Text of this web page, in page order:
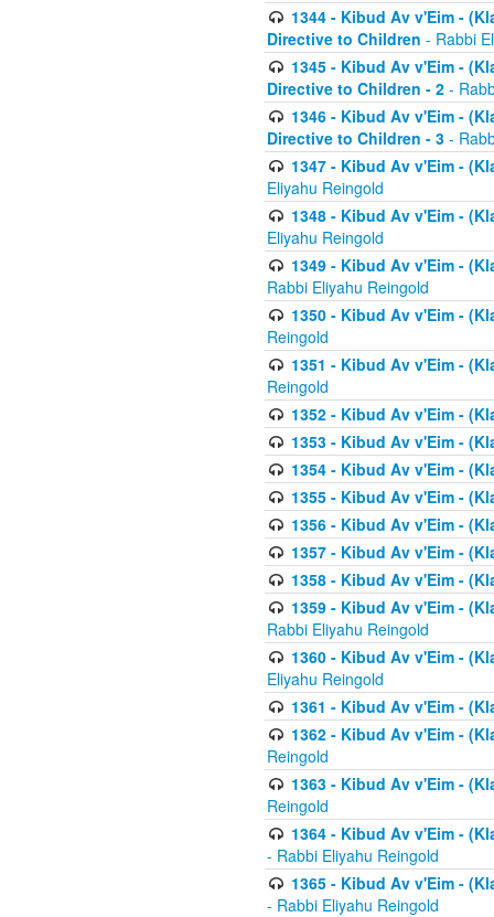
1344 - Kibud Av v'Eim -
Directive to Children - Rabbi
1345 - Kibud Av v'Eim -
Directive to Children - 2 -
1346 - Kibud Av v'Eim -
Directive to Children - 3 -
1347 - Kibud Av v'Eim -
Eliyahu Reingold
1348 - Kibud Av v'Eim -
Eliyahu Reingold
1349 - Kibud Av v'Eim -
Rabbi Eliyahu Reingold
1350 - Kibud Av v'Eim -
Reingold
1351 - Kibud Av v'Eim -
Reingold
1352 - Kibud Av v'Eim -
1353 - Kibud Av v'Eim -
1354 - Kibud Av v'Eim -
1355 - Kibud Av v'Eim -
1356 - Kibud Av v'Eim -
1357 - Kibud Av v'Eim -
1358 - Kibud Av v'Eim -
1359 - Kibud Av v'Eim -
Rabbi Eliyahu Reingold
1360 - Kibud Av v'Eim -
Eliyahu Reingold
1361 - Kibud Av v'Eim -
1362 - Kibud Av v'Eim -
Reingold
1363 - Kibud Av v'Eim -
Reingold
1364 - Kibud Av v'Eim -
- Rabbi Eliyahu Reingold
1365 - Kibud Av v'Eim -
- Rabbi Eliyahu Reingold